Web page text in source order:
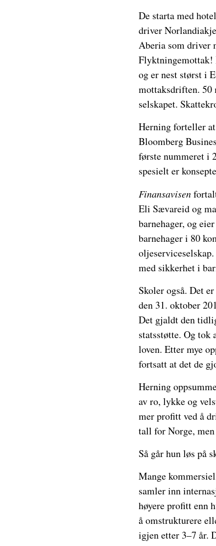
De starta med
driver
Aberia som driver
Flyktningemottak!
og er nest størst i
mottaksdriften.
selskapet.
Herning forteller
Bloomberg
første nummeret i
spesielt er
Finansavisen
Eli Sævareid og
barnehager, og
barnehager i 80
med sikkerhet i
Skoler også. Det
den 31. oktober
Det gjaldt den
statsstøtte. Og tok
loven. Etter mye
fortsatt at det de
Herning
av ro, lykke og
mer profitt ved å
tall for Norge,
Så går hun løs på
Mange
samler inn
høyere profitt enn
å omstrukturere
igjen etter 3–7 år.